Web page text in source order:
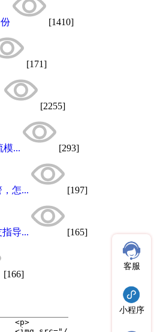
[1410]
[171]
[2255]
模... [293]
怎... [197]
导... [165]
[166]
客服
小程序